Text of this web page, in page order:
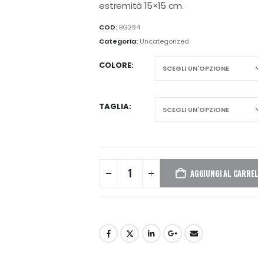
estremità 15×15 cm.
COD: BG284
Categoria: Uncategorized
COLORE
TAGLIA
AGGIUNGI AL